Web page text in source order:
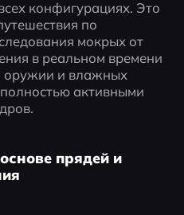
конфигурациях. Это
по
мокрых от
в реальном времени
оружии и влажных
активными
прядей и